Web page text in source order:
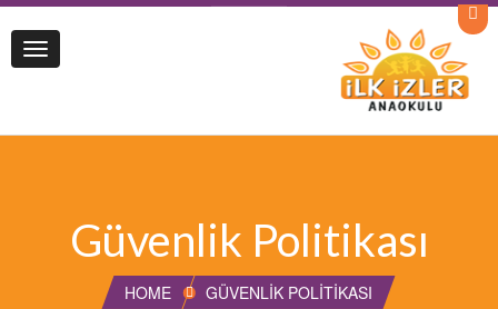
Toggle
Güvenlik Politikası
HOME GÜVENLIK POLITIKASI